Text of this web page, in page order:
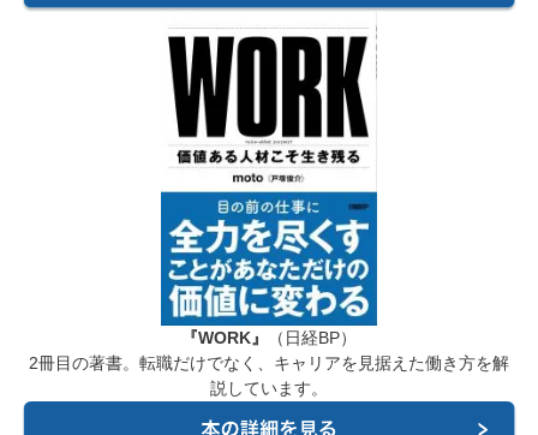
『WORK』
（日経BP）
2冊目の著書。転職だけでなく、キャリアを見据えた働き方を解
説しています。